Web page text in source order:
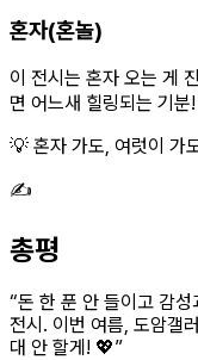
혼자(혼놀)
이 전시는 혼자 오는 게
면 어느새 힐링되는 기분
💡 혼자 가도, 여럿이 가
✍️
총평
“돈 한 푼 안 들이고 감
전시. 이번 여름, 도암갤
대 안 할게! 💖”